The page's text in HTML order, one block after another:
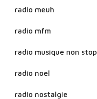
radio meuh
radio mfm
radio musique non stop
radio noel
radio nostalgie